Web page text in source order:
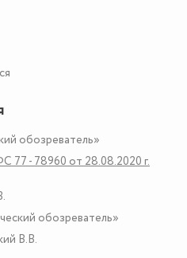
обозреватель»
- 78960 от 28.08.2020 г.
обозреватель»
В.В.